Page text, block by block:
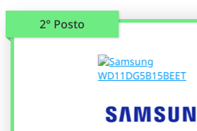
2° Posto